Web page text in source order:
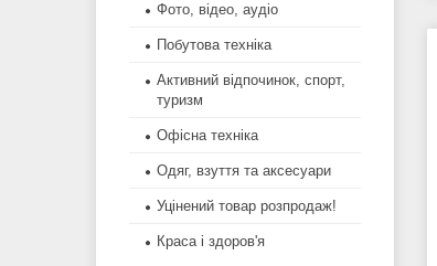
Фото, відео, аудіо
Побутова техніка
Активний відпочинок, спорт,
туризм
Офісна техніка
Одяг, взуття та аксесуари
Уцінений товар розпродаж!
Краса і здоров'я